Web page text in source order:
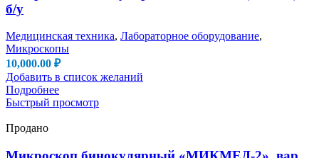
б/у
Медицинская техника, Лабораторное оборудование,
Микроскопы
10,000.00 ₽
Добавить в список желаний
Подробнее
Быстрый просмотр
Продано